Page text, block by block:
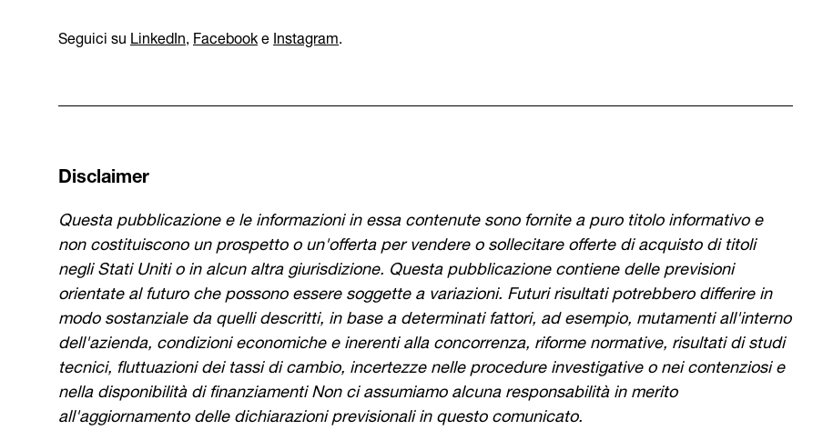
Seguici suLinkedIn,FacebookeInstagram.
Disclaimer
Questa pubblicazione e le informazioni in essa contenute sono fornite a puro titolo informativo e
non costituiscono un prospetto o un'offerta per vendere o sollecitare offerte di acquisto di titoli
negli Stati Uniti o in alcun altra giurisdizione. Questa pubblicazione contiene delle previsioni
orientate al futuro che possono essere soggette a variazioni. Futuri risultati potrebbero differire in
modo sostanziale da quelli descritti, in base a determinati fattori, ad esempio, mutamenti all'interno
dell'azienda, condizioni economiche e inerenti alla concorrenza, riforme normative, risultati di studi
tecnici, fluttuazioni dei tassi di cambio, incertezze nelle procedure investigative o nei contenziosi e
nella disponibilità di finanziamenti Non ci assumiamo alcuna responsabilità in merito
all'aggiornamento delle dichiarazioni previsionali in questo comunicato.